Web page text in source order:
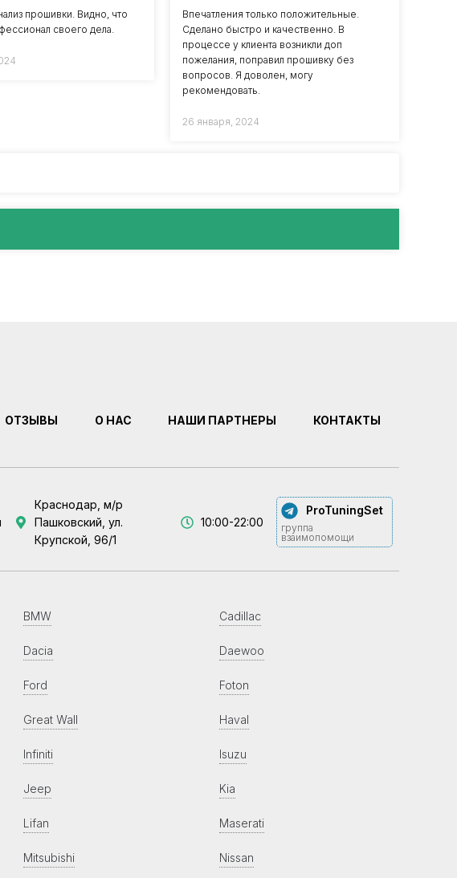
прошивки. Видно, что
своего дела.
Впечатления только положительные.
Сделано быстро и качественно. В
процессе у клиента возникли доп
пожелания, поправил прошивку без
вопросов. Я доволен, могу
рекомендовать.
26 января, 2024
ОТЗЫВЫ О НАС НАШИ ПАРТНЕРЫ КОНТАКТЫ
Краснодар, м/р
Пашковский, ул.
Крупской, 96/1
10:00-22:00
ProTuningSet
группа
взаимопомощи
BMW Cadillac
Dacia Daewoo
Ford Foton
Great Wall Haval
Infiniti Isuzu
Jeep Kia
Lifan Maserati
Mitsubishi Nissan